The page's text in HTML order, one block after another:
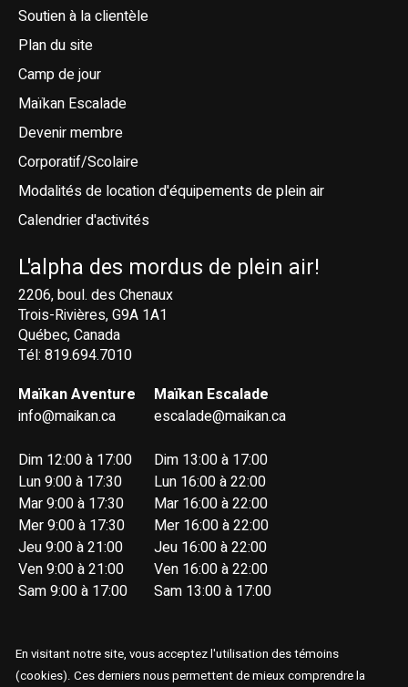
Soutien à la clientèle
Plan du site
Camp de jour
Maïkan Escalade
Devenir membre
Corporatif/Scolaire
Modalités de location d'équipements de plein air
Calendrier d'activités
L'alpha des mordus de plein air!
2206, boul. des Chenaux
Trois-Rivières, G9A 1A1
Québec, Canada
Tél: 819.694.7010
Maïkan Aventure
info@maikan.ca
Dim 12:00 à 17:00
Lun 9:00 à 17:30
Mar 9:00 à 17:30
Mer 9:00 à 17:30
Jeu 9:00 à 21:00
Ven 9:00 à 21:00
Sam 9:00 à 17:00
Maïkan Escalade
escalade@maikan.ca
Dim 13:00 à 17:00
Lun 16:00 à 22:00
Mar 16:00 à 22:00
Mer 16:00 à 22:00
Jeu 16:00 à 22:00
Ven 16:00 à 22:00
Sam 13:00 à 17:00
En visitant notre site, vous acceptez l'utilisation des témoins
(cookies). Ces derniers nous permettent de mieux comprendre la